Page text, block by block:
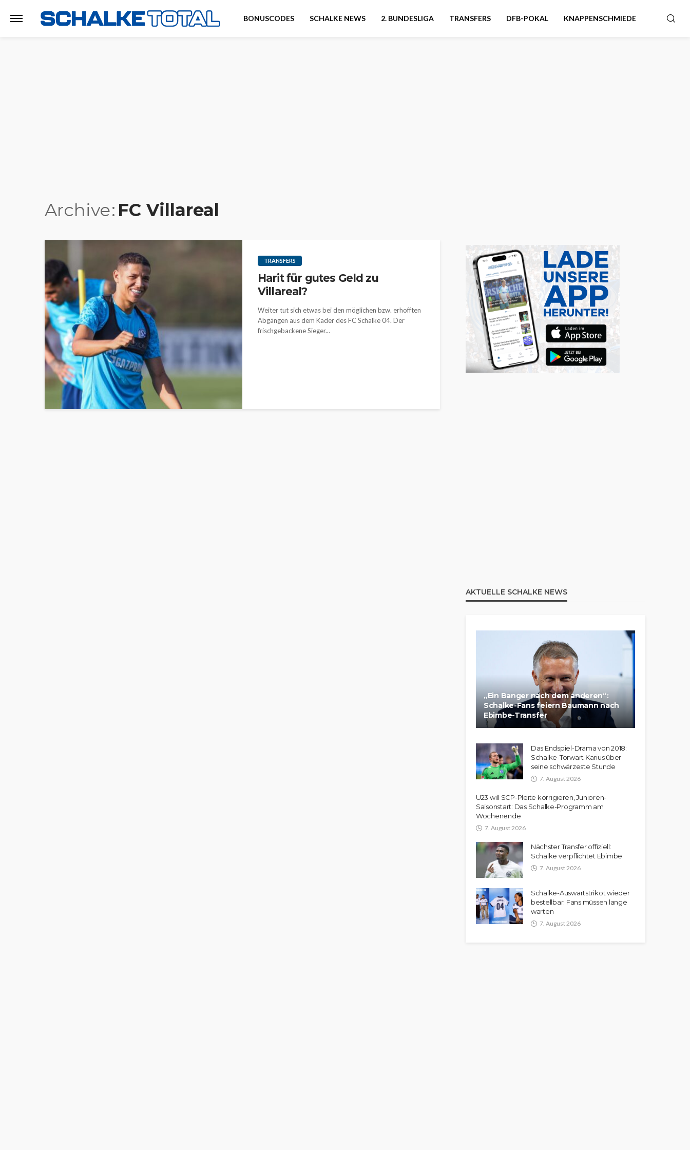
BONUSCODES SCHALKE NEWS 2. BUNDESLIGA TRANSFERS DFB-POKAL KNAPPENSCHMIEDE
Archive FC Villareal
TRANSFERS
Harit für gutes Geld zu
Villareal?
Weiter tut sich etwas bei den möglichen bzw. erhofften
Abgängen aus dem Kader des FC Schalke 04. Der
frischgebackene Sieger...
AKTUELLE SCHALKE NEWS
„Ein Banger nach dem anderen“:
Schalke-Fans feiern Baumann nach
Ebimbe-Transfer
Das Endspiel-Drama von 2018:
Schalke-Torwart Karius über
seine schwärzeste Stunde
7. August 2026
U23 will SCP-Pleite korrigieren, Junioren-
Saisonstart: Das Schalke-Programm am
Wochenende
7. August 2026
Nächster Transfer offiziell:
Schalke verpflichtet Ebimbe
7. August 2026
Schalke-Auswärtstrikot wieder
bestellbar: Fans müssen lange
warten
7. August 2026